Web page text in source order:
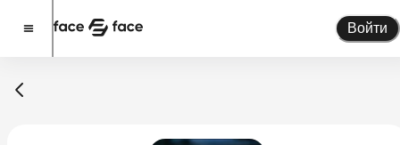
Войти
Помочь проекту